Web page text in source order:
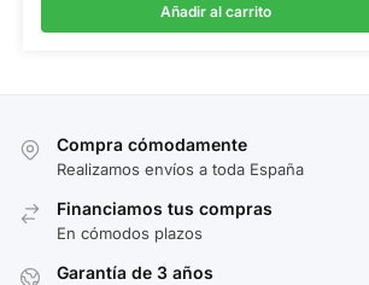
Añadir al carrito
Compra cómodamente
Realizamos envíos a toda España
Financiamos tus compras
En cómodos plazos
Garantía de 3 años